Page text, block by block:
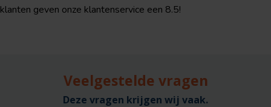
klanten geven onze klantenservice een 8.5!
Veelgestelde vragen
Deze vragen krijgen wij vaak.